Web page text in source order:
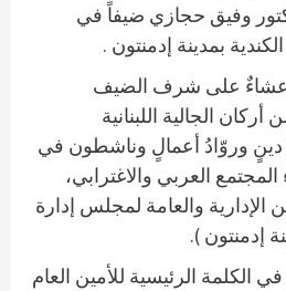
وفيق حجازي ضيفاً في
بمدينة إدمنتون .
عشاءٌ على شرف الضيف
الجالية اللبنانية
دينٍ وروّادُ أعمالٍ وناشطون في
العربي والاغترابي،
الإدارية والعامة لمجلس إدارة
إدمنتون ).
الكلمة الرئيسية للأمين العام